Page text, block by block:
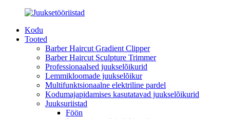
Kodu
Tooted
Barber Haircut Gradient Clipper
Barber Haircut Sculpture Trimmer
Professionaalsed juukselõikurid
Lemmikloomade juukselõikur
Multifunktsionaalne elektriline pardel
Kodumajapidamises kasutatavad juukselõikurid
Juuksuriistad
Föön